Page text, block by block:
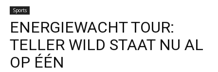
Sports
ENERGIEWACHT TOUR:
TELLER WILD STAAT NU AL
OP ÉÉN